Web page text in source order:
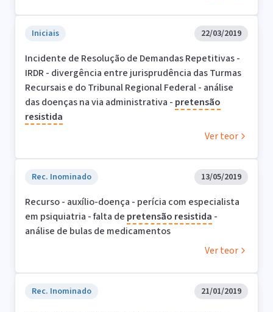
Iniciais 22/03/2019
Incidente de Resolução de Demandas Repetitivas -
IRDR - divergência entre jurisprudência das Turmas
Recursais e do Tribunal Regional Federal - análise
das doenças na via administrativa - pretensão
resistida
Ver teor
Rec. Inominado 13/05/2019
Recurso - auxílio-doença - perícia com especialista
em psiquiatria - falta de pretensão resistida -
análise de bulas de medicamentos
Ver teor
Rec. Inominado 21/01/2019